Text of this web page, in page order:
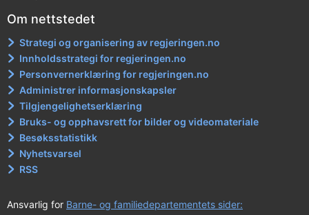
Om nettstedet
Strategi og organisering av regjeringen.no
Innholdsstrategi for regjeringen.no
Personvernerklæring for regjeringen.no
Administrer informasjonskapsler
Tilgjengelighetserklæring
Bruks- og opphavsrett for bilder og videomateriale
Besøksstatistikk
Nyhetsvarsel
RSS
Ansvarlig for Barne- og familiedepartementets sider: